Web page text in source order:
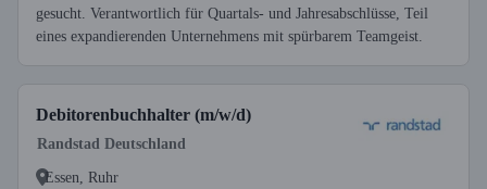
gesucht. Verantwortlich für Quartals- und Jahresabschlüsse, Teil
eines expandierenden Unternehmens mit spürbarem Teamgeist.
Debitorenbuchhalter (m/w/d)
Randstad Deutschland
Essen, Ruhr